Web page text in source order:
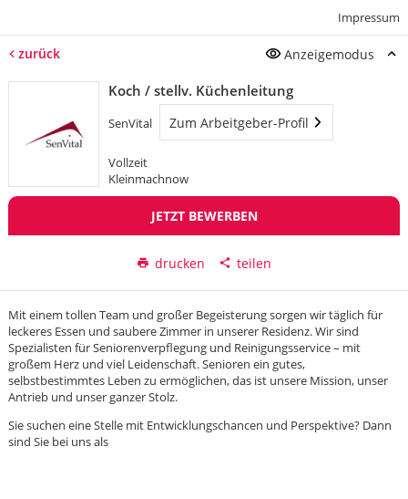
Impressum
zurück Anzeigemodus
Koch / stellv. Küchenleitung
SenVital Zum Arbeitgeber-Profil
Vollzeit
Kleinmachnow
JETZT BEWERBEN
drucken teilen
Mit einem tollen Team und großer Begeisterung sorgen wir täglich für
leckeres Essen und saubere Zimmer in unserer Residenz. Wir sind
Spezialisten für Seniorenverpflegung und Reinigungsservice – mit
großem Herz und viel Leidenschaft. Senioren ein gutes,
selbstbestimmtes Leben zu ermöglichen, das ist unsere Mission, unser
Antrieb und unser ganzer Stolz.
Sie suchen eine Stelle mit Entwicklungschancen und Perspektive? Dann
sind Sie bei uns als